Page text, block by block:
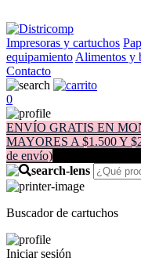
Impresoras y cartuchos
equipamiento Alimentos y
Contacto
0
ENVÍO GRATIS EN
MAYORES A $1.500 Y
de envío)
Buscador de cartuchos
Iniciar sesión